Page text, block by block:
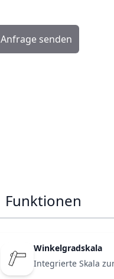
Anfrage senden
Funktionen
Winkelgradskala
Integrierte Skala